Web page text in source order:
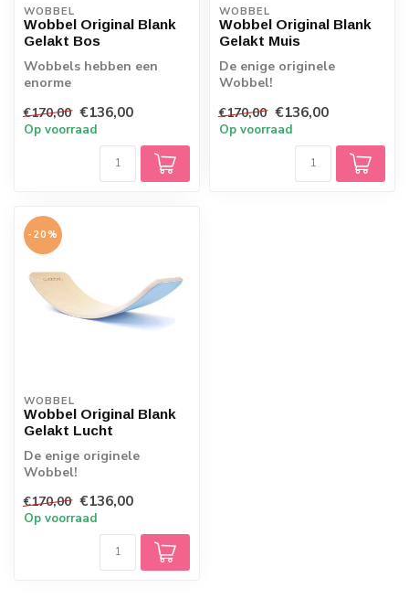
WOBBEL
Wobbel Original Blank
Gelakt Bos
Wobbels hebben een
enorme
jong en oud. Ook bij deze
Wobbel...
€170,00 €136,00
Op voorraad
WOBBEL
Wobbel Original Blank
Gelakt Muis
De enige originele
Wobbel!
uitnodigt tot bewegen,
Wobbels...
€170,00 €136,00
Op voorraad
-20%
WOBBEL
Wobbel Original Blank
Gelakt Lucht
De enige originele
Wobbel!
uitnodigt tot bewegen,
Wobbels...
€170,00 €136,00
Op voorraad